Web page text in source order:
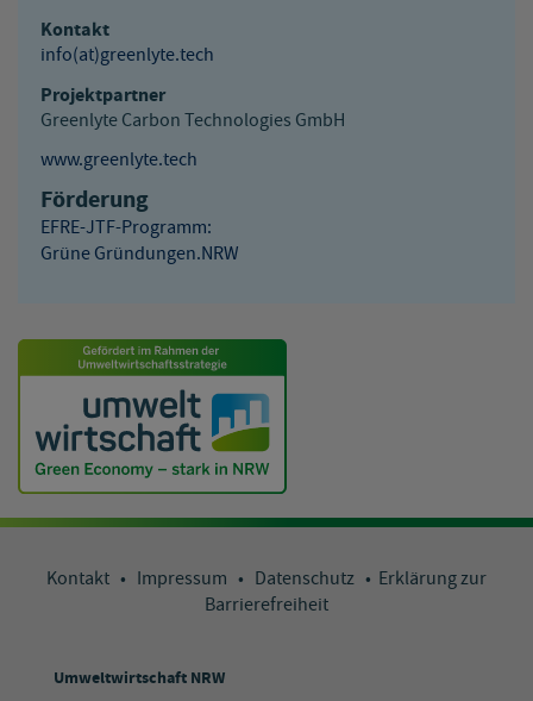
Kontakt
info(at)greenlyte.tech
Projektpartner
Greenlyte Carbon Technologies GmbH
www.greenlyte.tech
Förderung
EFRE-JTF-Programm:
Grüne Gründungen.NRW
Kontakt • Impressum • Datenschutz • Erklärung zur
Barrierefreiheit
Umweltwirtschaft NRW